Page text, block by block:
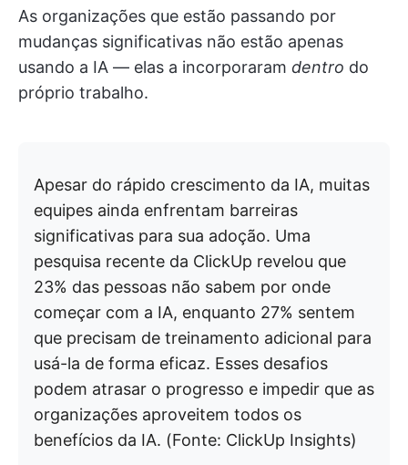
As organizações que estão passando por
mudanças significativas não estão apenas
usando a IA — elas a incorporaram dentro do
próprio trabalho.
Apesar do rápido crescimento da IA, muitas
equipes ainda enfrentam barreiras
significativas para sua adoção. Uma
pesquisa recente da ClickUp revelou que
23% das pessoas não sabem por onde
começar com a IA, enquanto 27% sentem
que precisam de treinamento adicional para
usá-la de forma eficaz. Esses desafios
podem atrasar o progresso e impedir que as
organizações aproveitem todos os
benefícios da IA. (Fonte: ClickUp Insights)